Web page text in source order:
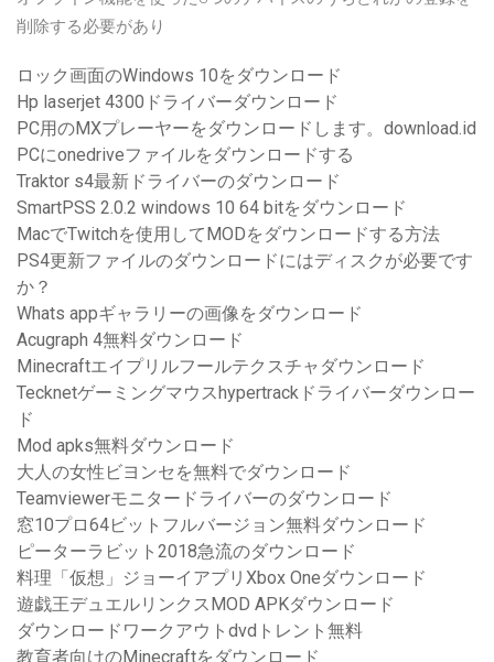
削除する必要があり
ロック画面のWindows 10をダウンロード
Hp laserjet 4300ドライバーダウンロード
PC用のMXプレーヤーをダウンロードします。download.id
PCにonedriveファイルをダウンロードする
Traktor s4最新ドライバーのダウンロード
SmartPSS 2.0.2 windows 10 64 bitをダウンロード
MacでTwitchを使用してMODをダウンロードする方法
PS4更新ファイルのダウンロードにはディスクが必要です
か？
Whats appギャラリーの画像をダウンロード
Acugraph 4無料ダウンロード
Minecraftエイプリルフールテクスチャダウンロード
Tecknetゲーミングマウスhypertrackドライバーダウンロー
ド
Mod apks無料ダウンロード
大人の女性ビヨンセを無料でダウンロード
Teamviewerモニタードライバーのダウンロード
窓10プロ64ビットフルバージョン無料ダウンロード
ピーターラビット2018急流のダウンロード
料理「仮想」ジョーイアプリXbox Oneダウンロード
遊戯王デュエルリンクスMOD APKダウンロード
ダウンロードワークアウトdvdトレント無料
教育者向けのMinecraftをダウンロード